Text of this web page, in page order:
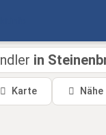
in
Karte Nähe